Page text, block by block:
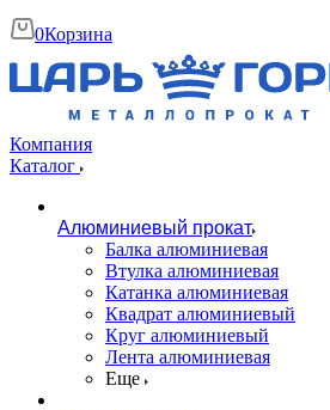
0Корзина
Компания
Каталог
Алюминиевый прокат
Балка алюминиевая
Втулка алюминиевая
Катанка алюминиевая
Квадрат алюминиевый
Круг алюминиевый
Лента алюминиевая
Еще